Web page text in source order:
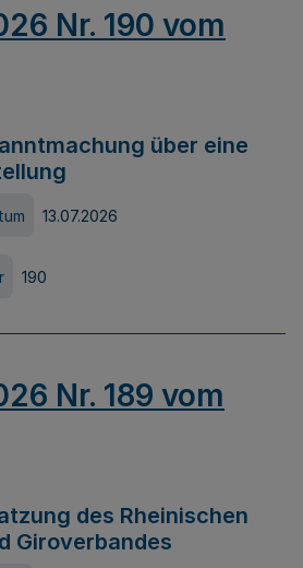
Nr. 190 vom
über eine
13.07.2026
190
Nr. 189 vom
des Rheinischen
Giroverbandes